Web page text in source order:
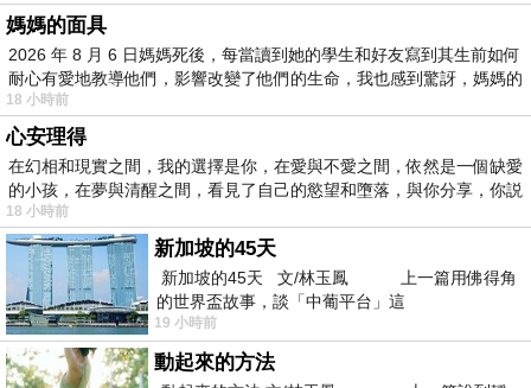
媽媽的面具
2026 年 8 月 6 日媽媽死後，每當讀到她的學生和好友寫到其生前如何
耐心有愛地教導他們，影響改變了他們的生命，我也感到驚訝，媽媽的
18 小時前
心安理得
在幻相和現實之間，我的選擇是你，在愛與不愛之間，依然是一個缺愛
的小孩，在夢與清醒之間，看見了自己的慾望和墮落，與你分享，你説
18 小時前
新加坡的45天
新加坡的45天 文/林玉鳳 上一篇用佛得角
的世界盃故事，談「中葡平台」這
19 小時前
動起來的方法